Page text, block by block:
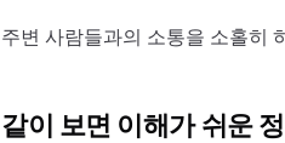
주변 사람들과의 소통을 소홀히
같이 보면 이해가 쉬운